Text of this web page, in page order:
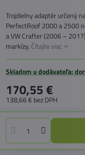
Trojdielny adaptér určený
PerfectRoof 2000 a 2500
a VW Crafter (2006 –
markízy. Čítajte viac
Skladom u dodávateľa:
170,55 €
138,66 € bez DPH